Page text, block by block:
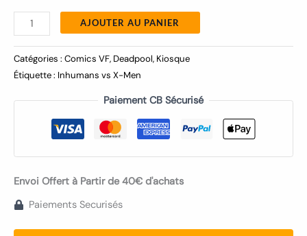
AJOUTER AU PANIER
Catégories : Comics VF, Deadpool, Kiosque
Étiquette : Inhumans vs X-Men
Paiement CB Sécurisé
Envoi Offert à Partir de 40€ d'achats
Paiements Securisés